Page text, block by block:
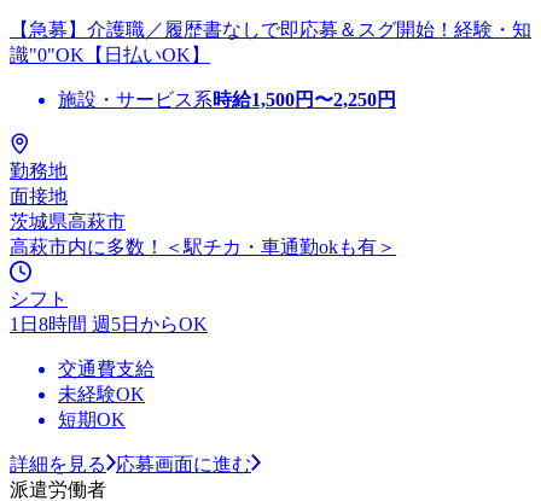
【急募】介護職／履歴書なしで即応募＆スグ開始！経験・知
識"0"OK【日払いOK】
施設・サービス系時給1,500円〜2,250円
勤務地
面接地
茨城県高萩市
高萩市内に多数！＜駅チカ・車通勤okも有＞
シフト
1日8時間 週5日からOK
交通費支給
未経験OK
短期OK
詳細を見る
応募画面に進む
派遣労働者